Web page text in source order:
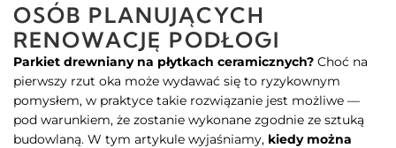
OSÓB PLANUJĄCYCH
RENOWACJĘ PODŁOGI
Parkiet drewniany na płytkach ceramicznych? Choć na
pierwszy rzut oka może wydawać się to ryzykownym
pomysłem, w praktyce takie rozwiązanie jest możliwe —
pod warunkiem, że zostanie wykonane zgodnie ze sztuką
budowlaną. W tym artykule wyjaśniamy, kiedy można